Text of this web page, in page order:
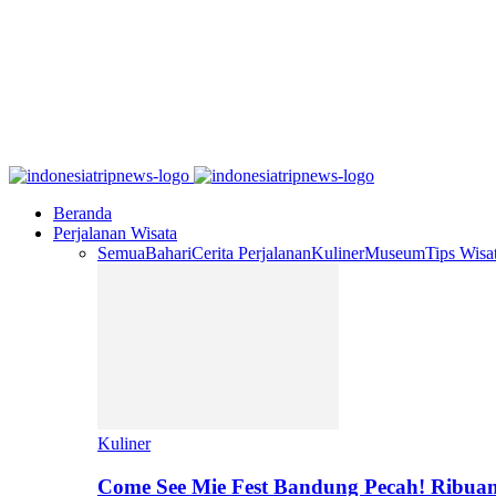
Beranda
Perjalanan Wisata
SemuaBahariCerita PerjalananKulinerMuseumTips
Kuliner
Come See Mie Fest Bandung Pecah!